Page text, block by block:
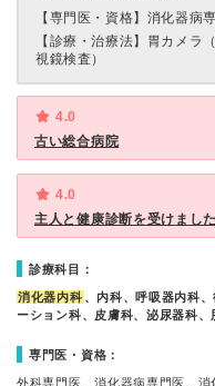
【専門医・資格】 消化器病
【診療・治療法】 胃カメラ
視鏡検査）
4.0
古い総合病院
4.0
主人と健康診断を受けました
診療科目：
消化器内科 、内科、呼吸器内科
ーション科、皮膚科、泌尿器科
専門医・資格：
外科専門医、消化器病専門医、